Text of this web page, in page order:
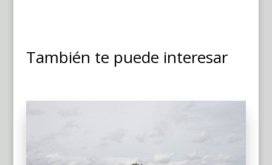
También te puede interesar